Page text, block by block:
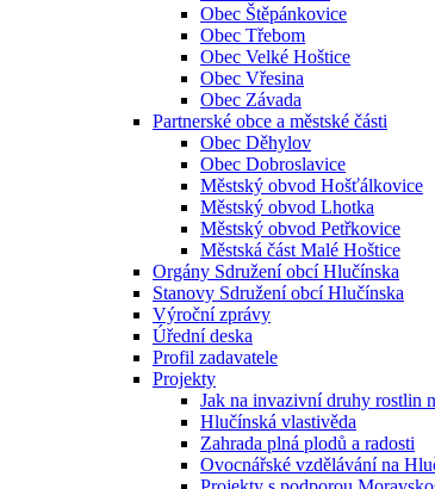
Obec Štěpánkovice
Obec Třebom
Obec Velké Hoštice
Obec Vřesina
Obec Závada
Partnerské obce a městské části
Obec Děhylov
Obec Dobroslavice
Městský obvod Hošťálkovice
Městský obvod Lhotka
Městský obvod Petřkovice
Městská část Malé Hoštice
Orgány Sdružení obcí Hlučínska
Stanovy Sdružení obcí Hlučínska
Výroční zprávy
Úřední deska
Profil zadavatele
Projekty
Jak na invazivní druhy rostlin
Hlučínská vlastivěda
Zahrada plná plodů a radosti
Ovocnářské vzdělávání na